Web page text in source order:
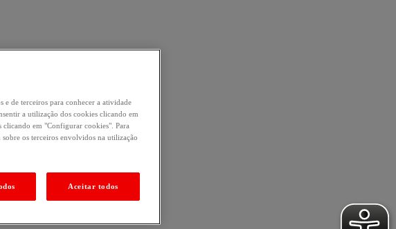
de terceiros para conhecer a atividade
a utilização dos cookies clicando em
clicando em "Configurar cookies". Para
os terceiros envolvidos na utilização
Aceitar todos